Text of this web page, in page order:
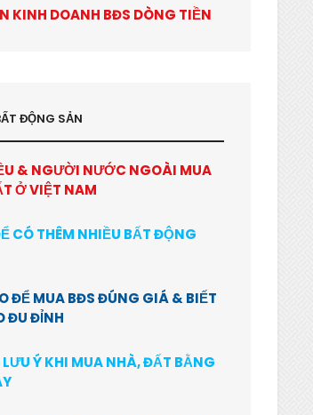
KINH DOANH BĐS DÒNG TIỀN
ĐỘNG SẢN
& NGƯỜI NƯỚC NGOÀI MUA
Ở VIỆT NAM
CÓ THÊM NHIỀU BẤT ĐỘNG
ĐỂ MUA BĐS ĐÚNG GIÁ & BIẾT
ĐU ĐỈNH
Ý KHI MUA NHÀ, ĐẤT BẰNG